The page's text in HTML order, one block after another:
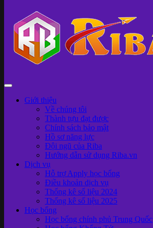
Giới thiệu
Về chúng tôi
Thành tựu đạt được
Chính sách bảo mật
Hồ sơ năng lực
Đội ngũ của Riba
Hướng dẫn sử dụng Riba.vn
Dịch vụ
Hỗ trợ Apply học bổng
Điều khoản dịch vụ
Thống kê số liệu 2024
Thống kê số liệu 2025
Học bổng
Học bổng chính phủ Trung Quốc